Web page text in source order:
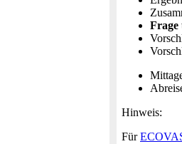
Frage
Hinweis:
Für